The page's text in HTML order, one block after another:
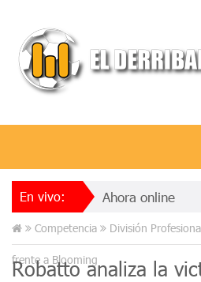
En vivo: Ahora online
Competencia División
frente a Blooming
Robatto analiza la